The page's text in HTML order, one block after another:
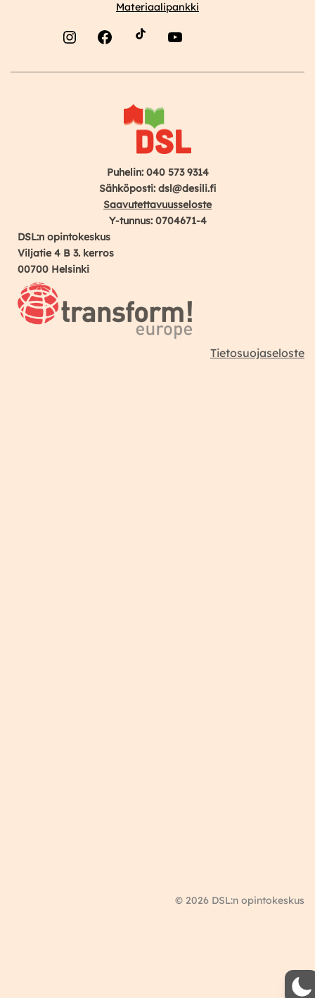
Materiaalipankki
Puhelin: 040 573 9314
Sähköposti: dsl@desili.fi
Saavutettavuusseloste
Y-tunnus: 0704671-4
DSL:n opintokeskus
Viljatie 4 B 3. kerros
00700 Helsinki
© 2026 DSL:n opintokeskus
Tietosuojaseloste